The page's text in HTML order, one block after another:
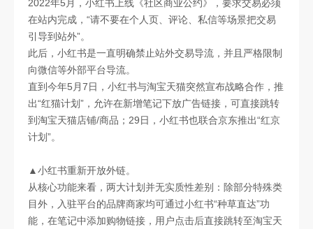
2022年5月，小红书上线《社区商业公约》，要求交易必须
在站内完成，“请不要在个人页、评论、私信等场景把交易
引导到站外”。
此后，小红书是一直明确禁止站外交易导流，并且严格限制
向微信等外部平台导流。
直到今年5月7日，小红书与淘宝天猫突然宣布战略合作，推
出“红猫计划”，允许在新增笔记下放广告链接，可直接跳转
到淘宝天猫店铺/商品；29日，小红书也联合京东推出“红京
计划”。
▲小红书重新开放外链。
从核心功能来看，两大计划并无实质性差别：除部分特殊类
目外，入驻平台的品牌商家均可通过小红书“种草直达”功
能，在笔记中添加购物链接，用户点击后直接跳转至淘宝天